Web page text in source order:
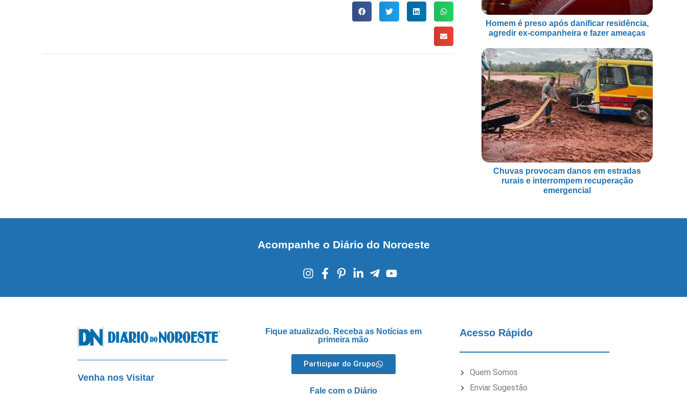
Homem é preso após danificar residência,
agredir ex-companheira e fazer ameaças
Chuvas provocam danos em estradas
rurais e interrompem recuperação
emergencial
Acompanhe o Diário do Noroeste
Venha nos Visitar
Fique atualizado. Receba as Notícias em
primeira mão
Participar do Grupo
Fale com o Diário
Acesso Rápido
Quem Somos
Enviar Sugestão